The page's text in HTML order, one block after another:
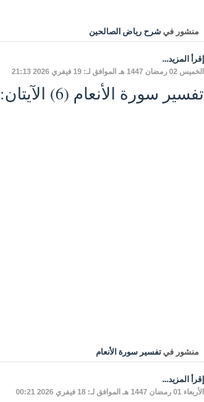
منشور في شرح رياض الصالحين
إقرأ المزيد...
الخميس 02 رمضان 1447 هـ الموافق لـ: 19 فيفري 2026 21:13
تفسير سورة الأنعام (6) الآيتان: 2 - 3
منشور في تفسير سورة الأنعام
إقرأ المزيد...
الأربعاء 01 رمضان 1447 هـ الموافق لـ: 18 فيفري 2026 00:21